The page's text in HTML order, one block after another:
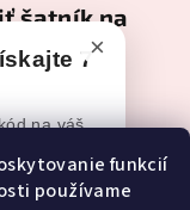
×
7
na váš
príde
funkcií
používame
šatník na
do
počkať)